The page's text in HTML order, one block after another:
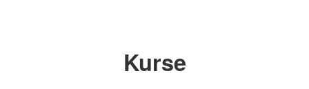
Kurse